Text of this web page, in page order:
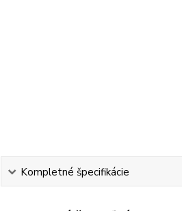
Kompletné špecifikácie